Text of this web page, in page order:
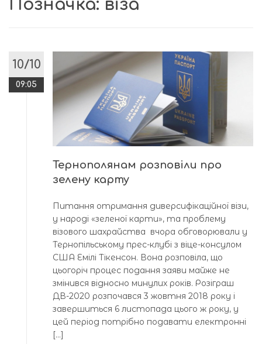
Позначка: віза
10/10
09:05
Тернополянам розповіли про
зелену карту
Питання отримання диверсифікаційної візи,
у народі «зеленої карти», та проблему
візового шахрайства вчора обговорювали у
Тернопільському прес-клубі з віце-консулом
США Емілі Тікенсон. Вона розповіла, що
цьогоріч процес подання заяви майже не
змінився відносно минулих років. Розіграш
ДВ-2020 розпочався 3 жовтня 2018 року і
завершиться 6 листопада цього ж року, у
цей період потрібно подавати електронні
[…]